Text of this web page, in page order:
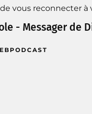
vous reconnecter à
- Messager de
PODCAST